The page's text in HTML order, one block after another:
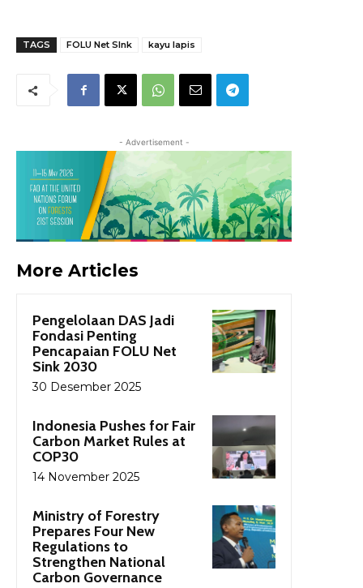
TAGS FOLU Net SInk kayu lapis
- Advertisement -
More Articles
Pengelolaan DAS Jadi
Fondasi Penting
Pencapaian FOLU Net
Sink 2030
30 Desember 2025
Indonesia Pushes for Fair
Carbon Market Rules at
COP30
14 November 2025
Ministry of Forestry
Prepares Four New
Regulations to
Strengthen National
Carbon Governance